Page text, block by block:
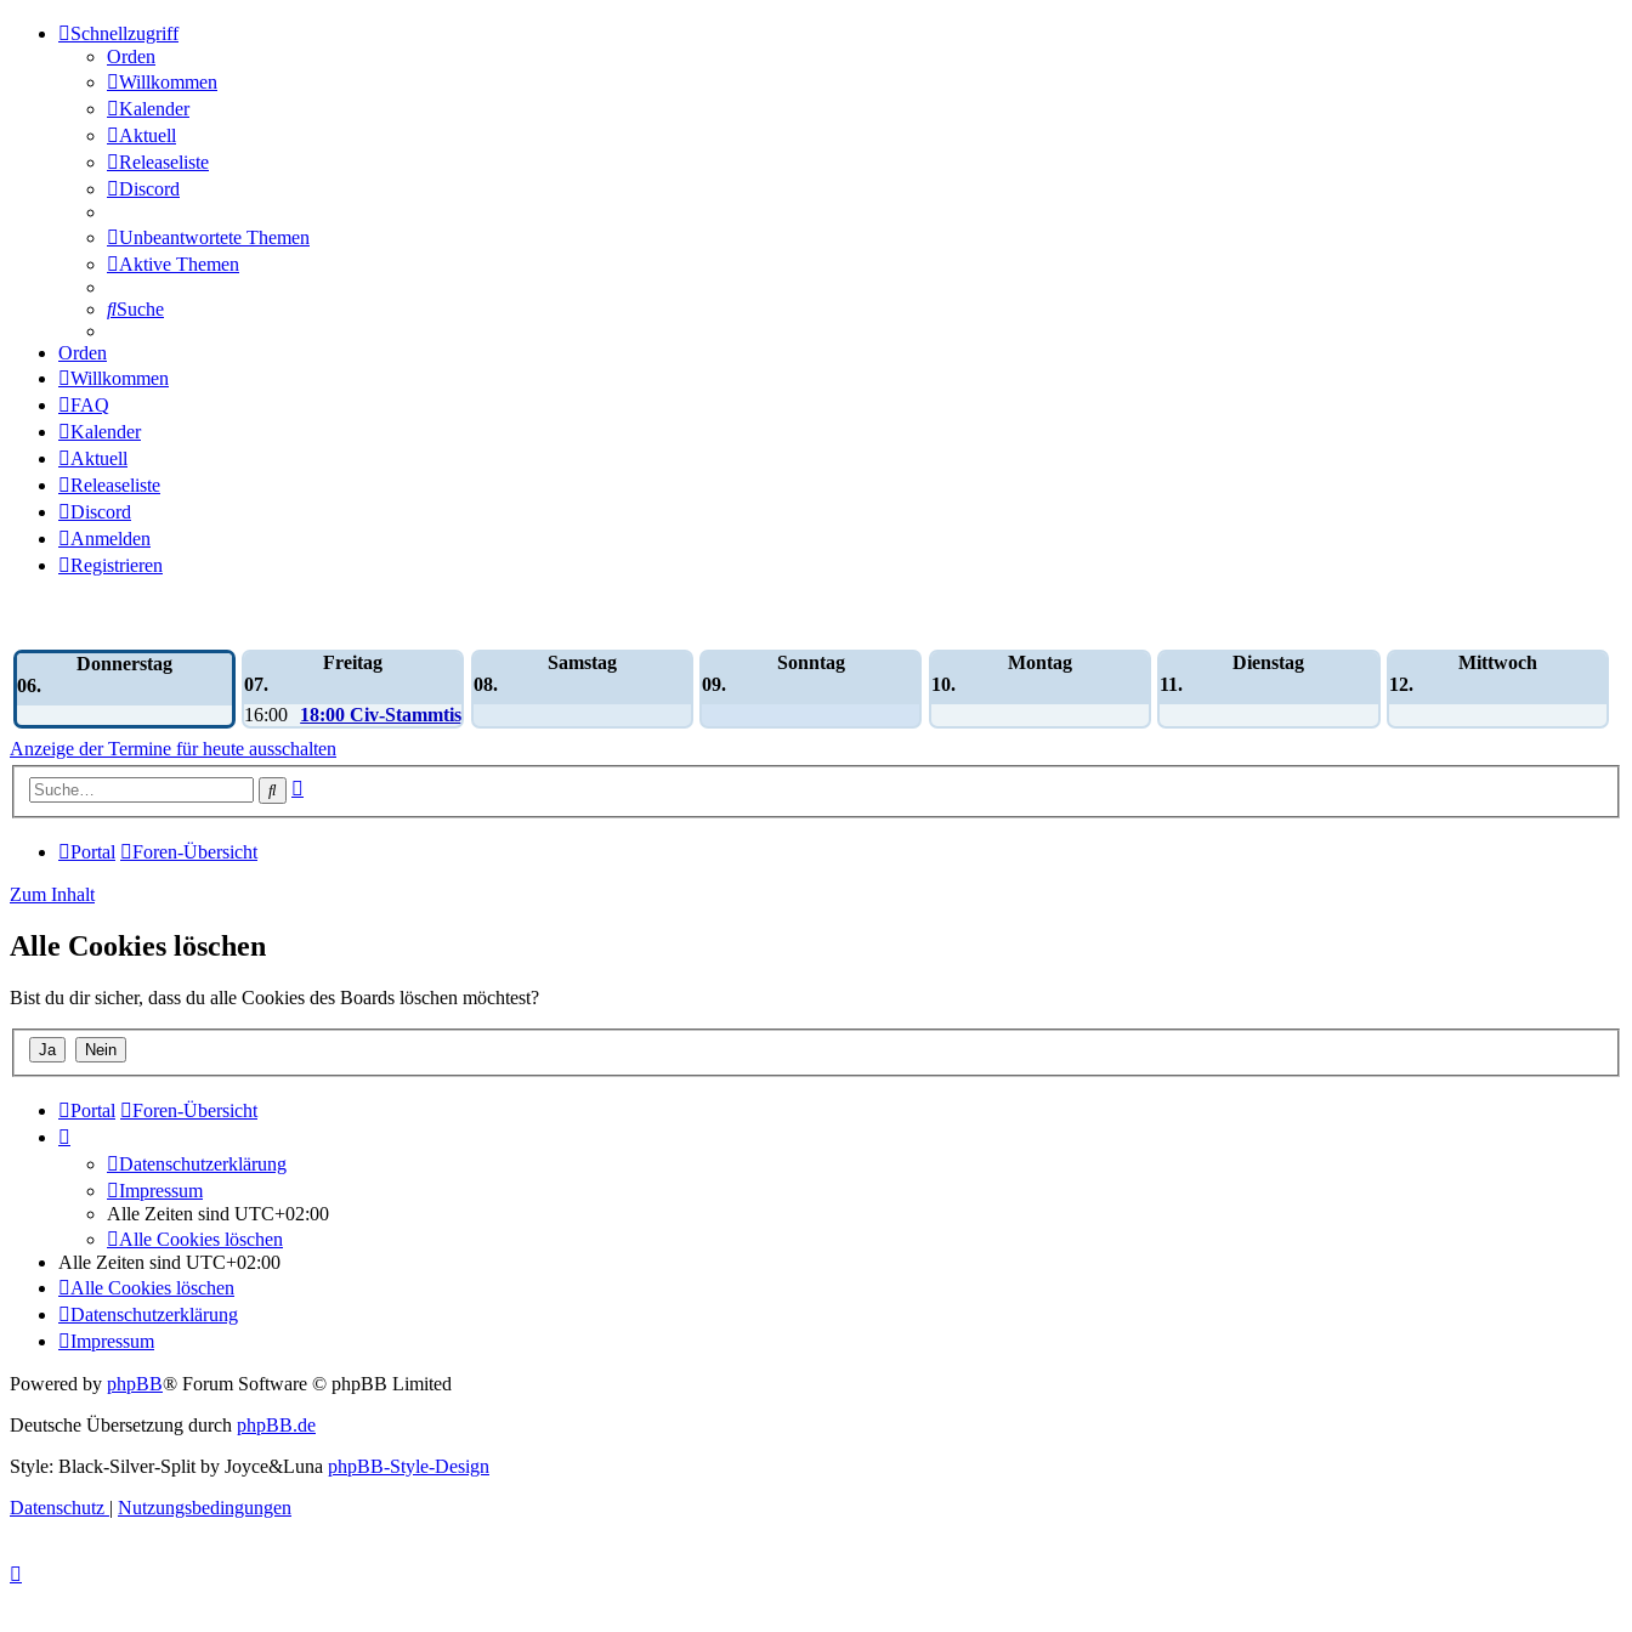
Schnellzugriff
Orden
Willkommen
Kalender
Aktuell
Releaseliste
Discord
Unbeantwortete Themen
Aktive Themen
Suche
Orden
Willkommen
FAQ
Kalender
Aktuell
Releaseliste
Discord
Anmelden
Registrieren
Donnerstag
06.
Freitag
07.
16:00
18:00 Civ-Stammtisch
Samstag
08.
Sonntag
09.
Montag
10.
Dienstag
11.
Mittwoch
12.
Anzeige der Termine für heute ausschalten
Suche
Portal Foren-Übersicht
Zum Inhalt
Alle Cookies löschen
Bist du dir sicher, dass du alle Cookies des Boards löschen möchtest?
Portal Foren-Übersicht
Datenschutzerklärung
Impressum
Alle Zeiten sind UTC+02:00
Alle Cookies löschen
Alle Zeiten sind UTC+02:00
Alle Cookies löschen
Datenschutzerklärung
Impressum
Powered by phpBB® Forum Software © phpBB Limited
Deutsche Übersetzung durch phpBB.de
Style: Black-Silver-Split by Joyce&Luna phpBB-Style-Design
Datenschutz | Nutzungsbedingungen